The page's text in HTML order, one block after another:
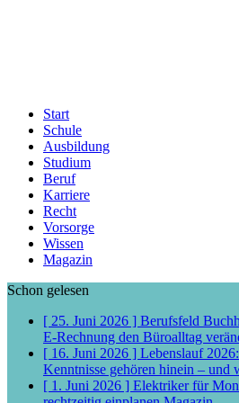
Start
Schule
Ausbildung
Studium
Beruf
Karriere
Recht
Vorsorge
Wissen
Magazin
Schon gelesen
[ 25. Juni 2026 ] Berufsfeld
E-Rechnung den Büroalltag
[ 16. Juni 2026 ] Lebenslauf
Kenntnisse gehören hinein – und
[ 1. Juni 2026 ] Elektriker für